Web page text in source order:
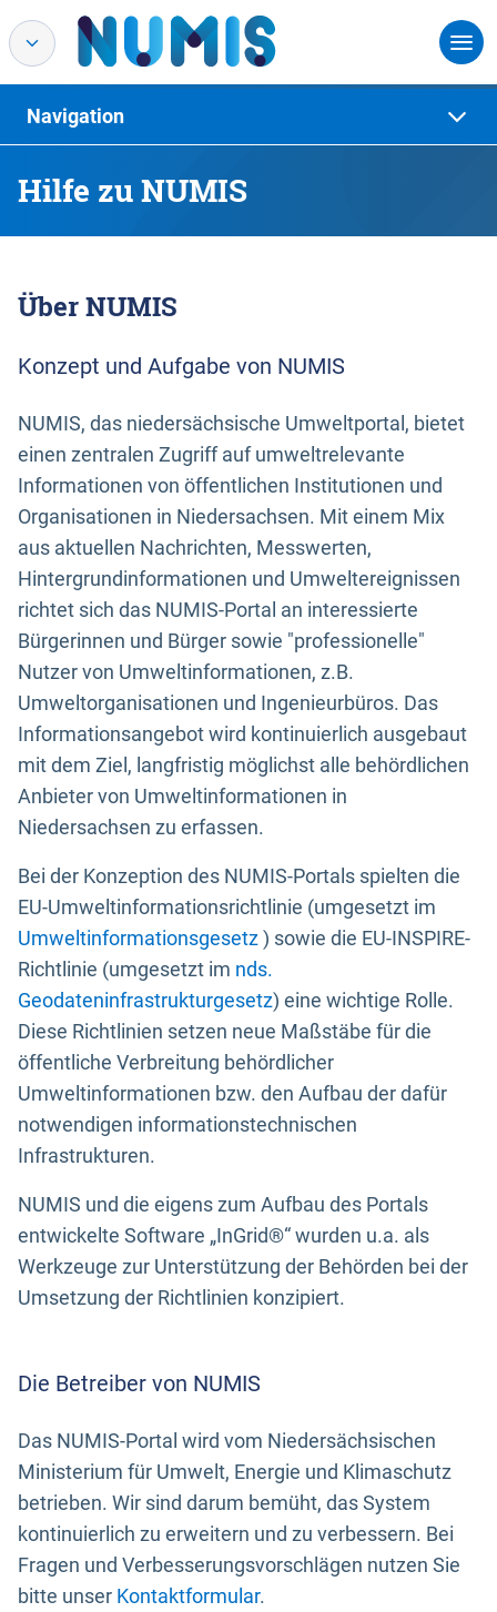
Hilfe zu NUMIS
Navigation
Über NUMIS
Konzept und Aufgabe von NUMIS
NUMIS, das niedersächsische Umweltportal, bietet
einen zentralen Zugriff auf umweltrelevante
Informationen von öffentlichen Institutionen und
Organisationen in Niedersachsen. Mit einem Mix
aus aktuellen Nachrichten, Messwerten,
Hintergrundinformationen und Umweltereignissen
richtet sich das NUMIS-Portal an interessierte
Bürgerinnen und Bürger sowie "professionelle"
Nutzer von Umweltinformationen, z.B.
Umweltorganisationen und Ingenieurbüros. Das
Informationsangebot wird kontinuierlich ausgebaut
mit dem Ziel, langfristig möglichst alle behördlichen
Anbieter von Umweltinformationen in
Niedersachsen zu erfassen.
Bei der Konzeption des NUMIS-Portals spielten die
EU-Umweltinformationsrichtlinie (umgesetzt im
Umweltinformationsgesetz) sowie die EU-INSPIRE-
Richtlinie (umgesetzt im nds.
Geodateninfrastrukturgesetz) eine wichtige Rolle.
Diese Richtlinien setzen neue Maßstäbe für die
öffentliche Verbreitung behördlicher
Umweltinformationen bzw. den Aufbau der dafür
notwendigen informationstechnischen
Infrastrukturen.
NUMIS und die eigens zum Aufbau des Portals
entwickelte Software „InGrid®“ wurden u.a. als
Werkzeuge zur Unterstützung der Behörden bei der
Umsetzung der Richtlinien konzipiert.
Die Betreiber von NUMIS
Das NUMIS-Portal wird vom Niedersächsischen
Ministerium für Umwelt, Energie und Klimaschutz
betrieben. Wir sind darum bemüht, das System
kontinuierlich zu erweitern und zu verbessern. Bei
Fragen und Verbesserungsvorschlägen nutzen Sie
bitte unser Kontaktformular.